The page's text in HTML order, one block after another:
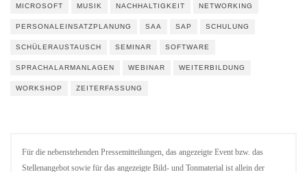
MICROSOFT MUSIK NACHHALTIGKEIT NETWORKING
PERSONALEINSATZPLANUNG SAA SAP SCHULUNG
SCHÜLERAUSTAUSCH SEMINAR SOFTWARE
SPRACHALARMANLAGEN WEBINAR WEITERBILDUNG
WORKSHOP ZEITERFASSUNG
Für die nebenstehenden Pressemitteilungen, das angezeigte Event bzw. das
Stellenangebot sowie für das angezeigte Bild- und Tonmaterial ist allein der